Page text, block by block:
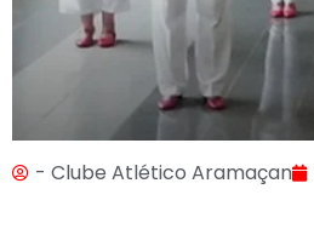
- Clube Atlético Aramaçan